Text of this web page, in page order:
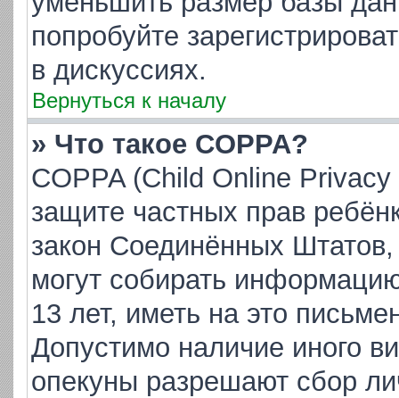
попробуйте
в дискуссиях.
Вернуться к началу
» Что такое COPPA?
COPPA (Child Online
защите частных прав
закон Соединённых
могут собирать
13 лет, иметь на это
Допустимо наличие иного
опекуны разрешают сбор